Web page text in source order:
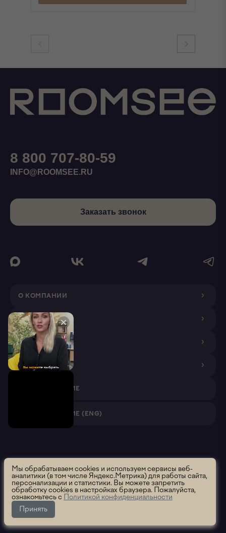
О КОМПАНИИ
ДИЗАЙНЕРАМ
ПОКУПАТЕЛЯМ
ПАРТНЕРАМ
VR ПРИЛОЖЕНИЕ
VR ПРИЛОЖЕНИЕ (ENG)
8 800 707-80-59
INFO@ROOMSEE.RU
Заказать звонок
Roomsee. Все права защищены.2026 ООО "Румси" ОГРН
1195658012637
Политика использования
Политика конфиденциальности
Пользовательское соглашение
Сообщить об ошибке
Данный раздел находится в разработке
Мы обрабатываем cookies и используем сервисы веб-
аналитики (в том числе Яндекс.Метрика) для работы сайта,
персонализации и статистики. Вы можете запретить
обработку cookies в настройках браузера. Пожалуйста,
ознакомьтесь с Политикой конфиденциальности
Принять